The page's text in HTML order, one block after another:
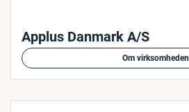
Applus Danmark A/S
Om virksomheden